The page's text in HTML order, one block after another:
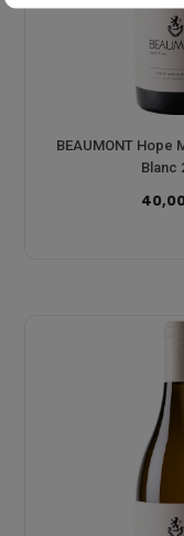
BEAUMONT Hope
Blanc